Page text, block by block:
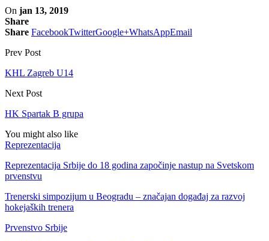
On jan 13, 2019
Share
Share FacebookTwitterGoogle+WhatsAppEmail
Prev Post
KHL Zagreb U14
Next Post
HK Spartak B grupa
You might also like
Reprezentacija
Reprezentacija Srbije do 18 godina započinje nastup na Svetskom
prvenstvu
Trenerski simpozijum u Beogradu – značajan događaj za razvoj
hokejaških trenera
Prvenstvo Srbije